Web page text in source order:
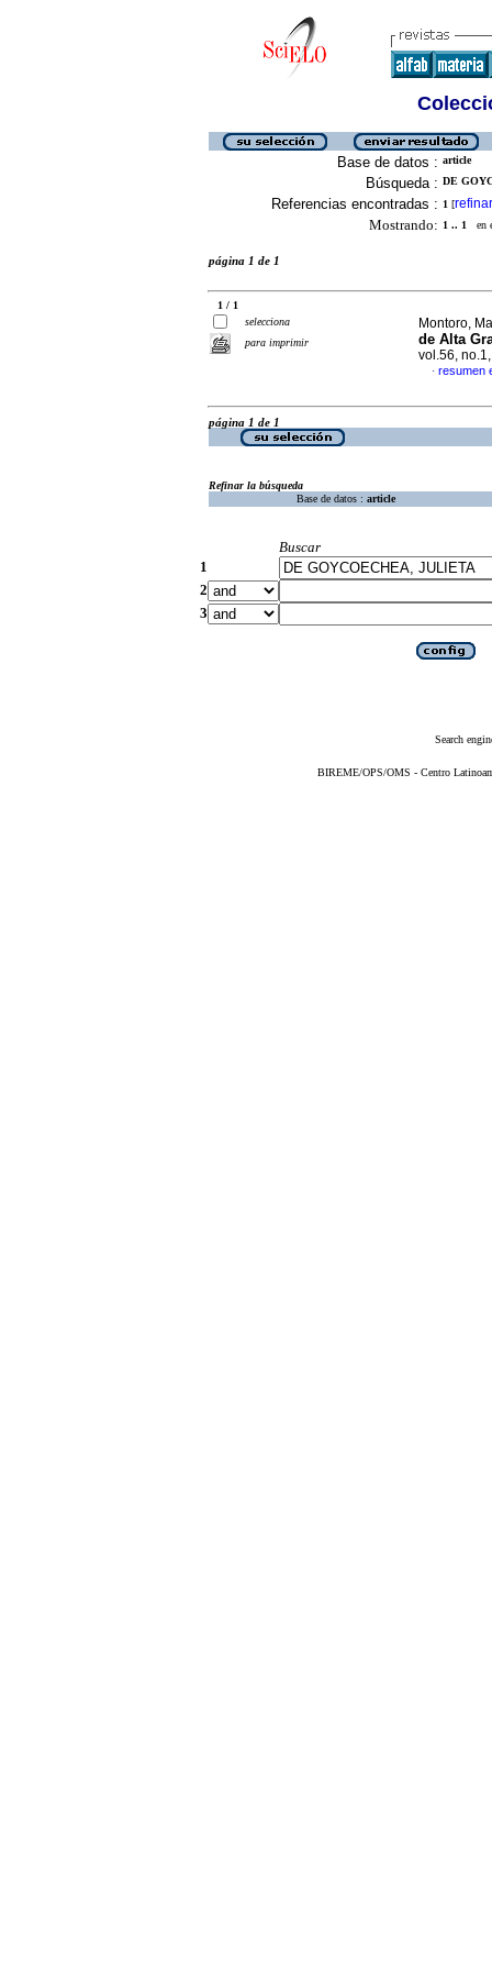
Base de datos : article
Búsqueda : DE
Referencias encontradas : 1 [refinar
Mostrando: 1 .. 1 en
página 1 de 1
1 / 1
selecciona
para imprimir
Montoro,
de Alta
vol.56,
· resumen
página 1 de 1
Refinar la búsqueda
Base de datos : article
Buscar
1
2
3
Search
BIREME/OPS/OMS - Centro